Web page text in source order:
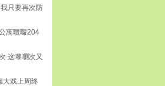
只要再次防
寓囕囖204
这嚟嚠次又
大戏上周终